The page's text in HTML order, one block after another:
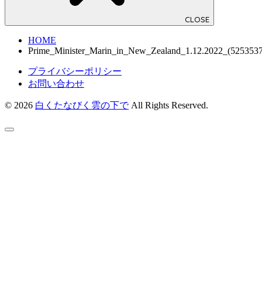
CLOSE
HOME
プライバシーポリシー
お問い合わせ
© 2026 白くたなびく雲の下でAll Rights Reserved.